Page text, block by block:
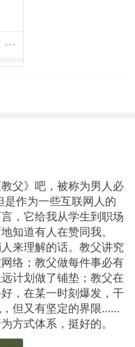
父》吧，被称为男人必
作为一些互联网人的
，它给我从学生到职场
知道有人在赞同我。
来理解的话。教父讲究
络；教父做每件事必有
计划做了铺垫；教父在
，在某一时刻爆发，干
但又有坚定的界限……
方式体系，挺好的。